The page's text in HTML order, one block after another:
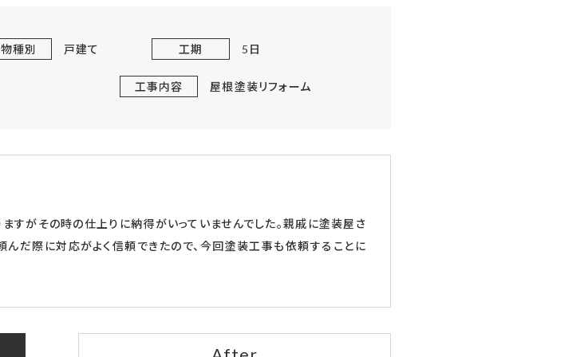
種別 戸建て 工期 5日
工事内容 屋根塗装リフォーム
すがその時の仕上りに納得がいっていませんでした。親戚に塗装屋さ
んだ際に対応がよく信頼できたので、今回塗装工事も依頼することに